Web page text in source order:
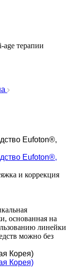
age терапии
Eufoton®,
Eufoton®,
и коррекция
основанная на
линейки
можно без
Корея)
Корея)